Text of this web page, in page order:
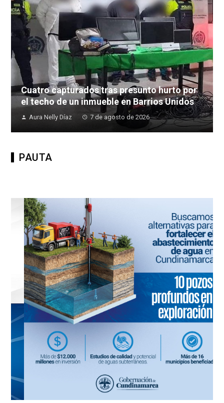
Cuatro capturados tras presunto hurto por
el techo de un inmueble en Barrios Unidos
Aura Nelly Díaz 7 de agosto de 2026
PAUTA